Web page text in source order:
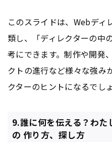
このスライドは、Webディ
類し、「ディレクターの中
考にできます。制作や開発
クトの進行など様々な強み
クターのヒントになるでしょ
9.誰に何を伝える？わた
の 作り方、探し方